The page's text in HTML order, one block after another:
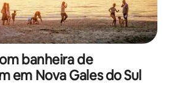
banheira de
em Nova Gales do Sul